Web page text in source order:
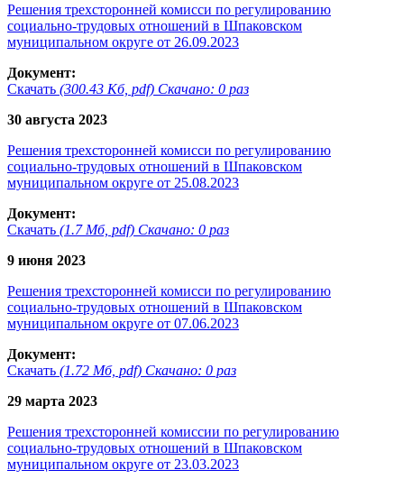
Решения трехсторонней комисси по регулированию
социально-трудовых отношений в Шпаковском
муниципальном округе от 26.09.2023
Документ:
Скачать (300.43 Кб, pdf) Скачано: 0 раз
30 августа 2023
Решения трехсторонней комисси по регулированию
социально-трудовых отношений в Шпаковском
муниципальном округе от 25.08.2023
Документ:
Скачать (1.7 Мб, pdf) Скачано: 0 раз
9 июня 2023
Решения трехсторонней комисси по регулированию
социально-трудовых отношений в Шпаковском
муниципальном округе от 07.06.2023
Документ:
Скачать (1.72 Мб, pdf) Скачано: 0 раз
29 марта 2023
Решения трехсторонней комиссии по регулированию
социально-трудовых отношений в Шпаковском
муниципальном округе от 23.03.2023